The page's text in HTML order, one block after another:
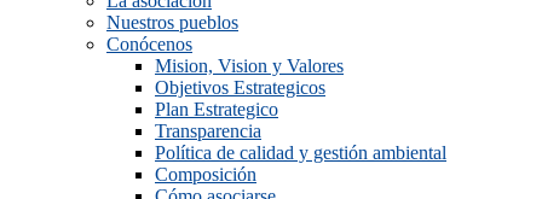
Nuestros pueblos
Conócenos
Mision, Vision y Valores
Objetivos Estrategicos
Plan Estrategico
Transparencia
Política de calidad y gestión ambiental
Composición